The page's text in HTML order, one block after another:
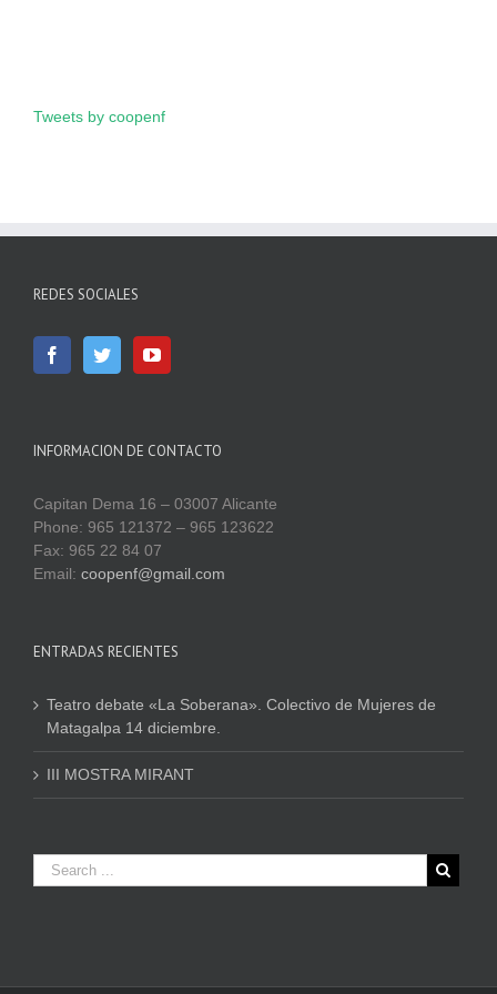
Tweets by coopenf
REDES SOCIALES
INFORMACION DE CONTACTO
Capitan Dema 16 – 03007 Alicante
Phone: 965 121372 – 965 123622
Fax: 965 22 84 07
Email: coopenf@gmail.com
ENTRADAS RECIENTES
Teatro debate «La Soberana». Colectivo de Mujeres de
Matagalpa 14 diciembre.
III MOSTRA MIRANT